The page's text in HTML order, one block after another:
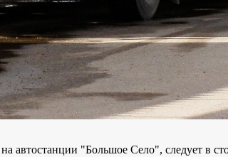
на автостанции "Большое Село", следует в